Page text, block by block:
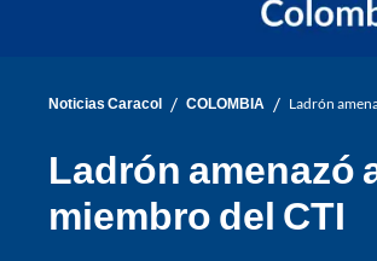
Noticias Caracol / COLOMBIA / Ladrón
Ladrón amenazó
miembro del CTI